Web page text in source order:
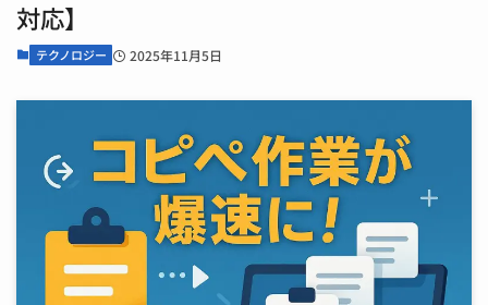
対応】
テクノロジー 2025年11月5日